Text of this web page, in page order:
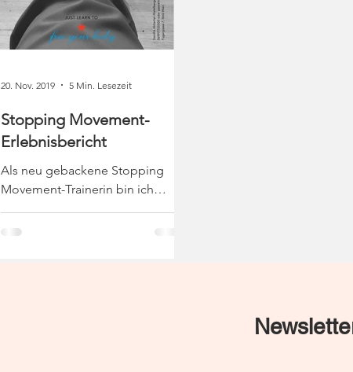
Stopping Movement-
Erlebnisbericht
Als neu gebackene Stopping
Movement-Trainerin bin ich
STM-Training – eh klar. Aber ich
20. Nov. 2019 5 Min. Lesezeit